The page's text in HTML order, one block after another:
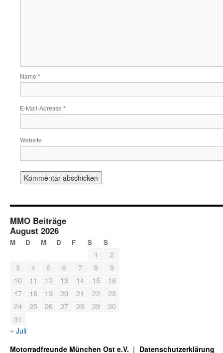
Name *
E-Mail-Adresse *
Website
MMO Beiträge
August 2026
M D M D F S S
1
2
3
4 5 6 7 8
9
10
11 12 13 14 15
16
17
18 19 20 21 22
23
24
25 26 27 28 29
30
31
« Juli
Motorradfreunde München Ost e.V. Datenschutzerklärung